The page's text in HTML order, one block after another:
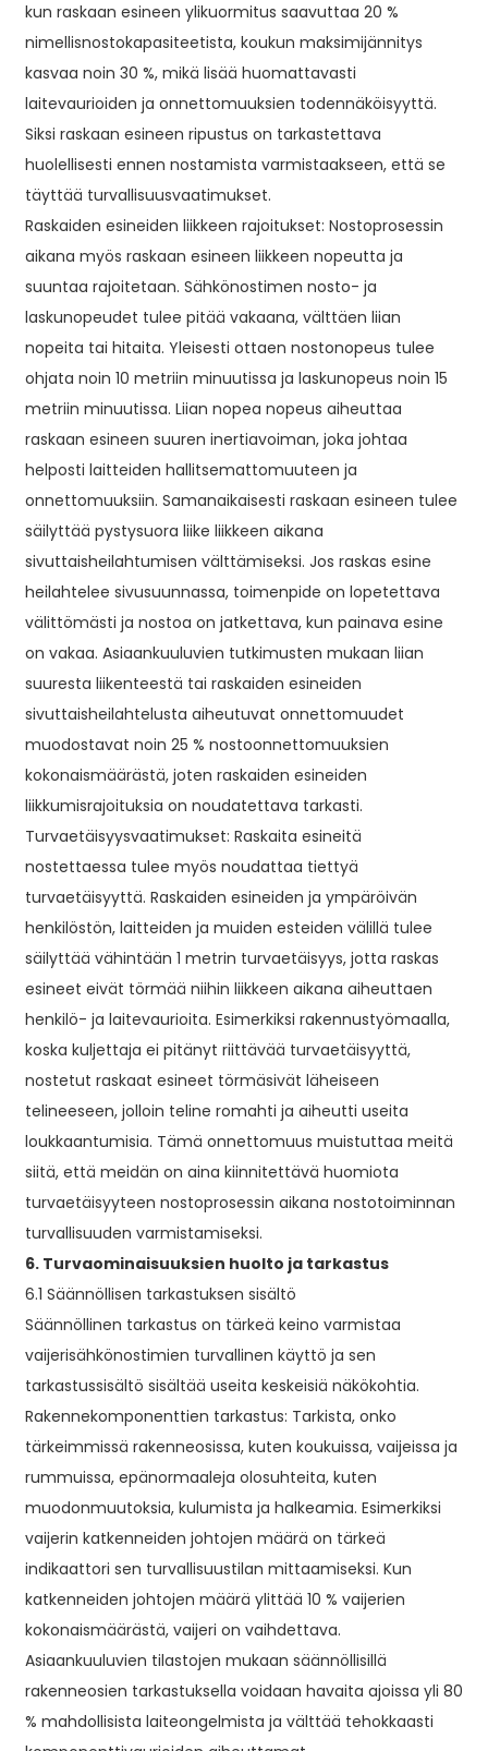
kun raskaan esineen ylikuormitus saavuttaa 20 %
nimellisnostokapasiteetista, koukun maksimijännitys
kasvaa noin 30 %, mikä lisää huomattavasti
laitevaurioiden ja onnettomuuksien todennäköisyyttä.
Siksi raskaan esineen ripustus on tarkastettava
huolellisesti ennen nostamista varmistaakseen, että se
täyttää turvallisuusvaatimukset.
Raskaiden esineiden liikkeen rajoitukset: Nostoprosessin
aikana myös raskaan esineen liikkeen nopeutta ja
suuntaa rajoitetaan. Sähkönostimen nosto- ja
laskunopeudet tulee pitää vakaana, välttäen liian
nopeita tai hitaita. Yleisesti ottaen nostonopeus tulee
ohjata noin 10 metriin minuutissa ja laskunopeus noin 15
metriin minuutissa. Liian nopea nopeus aiheuttaa
raskaan esineen suuren inertiavoiman, joka johtaa
helposti laitteiden hallitsemattomuuteen ja
onnettomuuksiin. Samanaikaisesti raskaan esineen tulee
säilyttää pystysuora liike liikkeen aikana
sivuttaisheilahtumisen välttämiseksi. Jos raskas esine
heilahtelee sivusuunnassa, toimenpide on lopetettava
välittömästi ja nostoa on jatkettava, kun painava esine
on vakaa. Asiaankuuluvien tutkimusten mukaan liian
suuresta liikenteestä tai raskaiden esineiden
sivuttaisheilahtelusta aiheutuvat onnettomuudet
muodostavat noin 25 % nostoonnettomuuksien
kokonaismäärästä, joten raskaiden esineiden
liikkumisrajoituksia on noudatettava tarkasti.
Turvaetäisyysvaatimukset: Raskaita esineitä
nostettaessa tulee myös noudattaa tiettyä
turvaetäisyyttä. Raskaiden esineiden ja ympäröivän
henkilöstön, laitteiden ja muiden esteiden välillä tulee
säilyttää vähintään 1 metrin turvaetäisyys, jotta raskas
esineet eivät törmää niihin liikkeen aikana aiheuttaen
henkilö- ja laitevaurioita. Esimerkiksi rakennustyömaalla,
koska kuljettaja ei pitänyt riittävää turvaetäisyyttä,
nostetut raskaat esineet törmäsivät läheiseen
telineeseen, jolloin teline romahti ja aiheutti useita
loukkaantumisia. Tämä onnettomuus muistuttaa meitä
siitä, että meidän on aina kiinnitettävä huomiota
turvaetäisyyteen nostoprosessin aikana nostotoiminnan
turvallisuuden varmistamiseksi.
6. Turvaominaisuuksien huolto ja tarkastus
6.1 Säännöllisen tarkastuksen sisältö
Säännöllinen tarkastus on tärkeä keino varmistaa
vaijerisähkönostimien turvallinen käyttö ja sen
tarkastussisältö sisältää useita keskeisiä näkökohtia.
Rakennekomponenttien tarkastus: Tarkista, onko
tärkeimmissä rakenneosissa, kuten koukuissa, vaijeissa ja
rummuissa, epänormaaleja olosuhteita, kuten
muodonmuutoksia, kulumista ja halkeamia. Esimerkiksi
vaijerin katkenneiden johtojen määrä on tärkeä
indikaattori sen turvallisuustilan mittaamiseksi. Kun
katkenneiden johtojen määrä ylittää 10 % vaijerien
kokonaismäärästä, vaijeri on vaihdettava.
Asiaankuuluvien tilastojen mukaan säännöllisillä
rakenneosien tarkastuksella voidaan havaita ajoissa yli 80
% mahdollisista laiteongelmista ja välttää tehokkaasti